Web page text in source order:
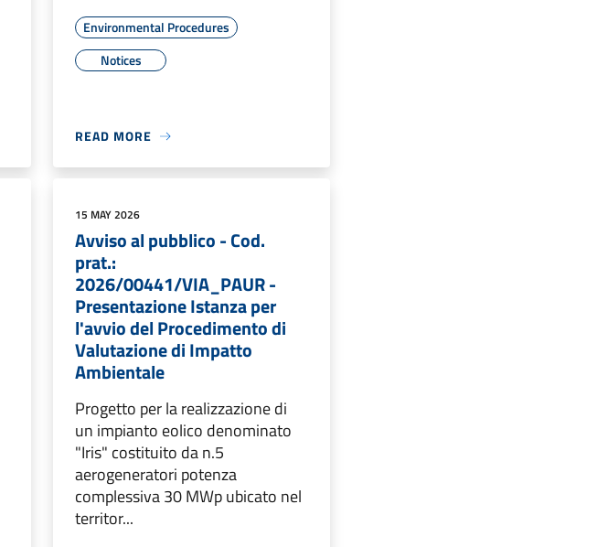
Environmental Procedures
Notices
READ MORE
15 MAY 2026
Avviso al pubblico - Cod.
prat.:
2026/00441/VIA_PAUR -
Presentazione Istanza per
l'avvio del Procedimento di
Valutazione di Impatto
Ambientale
Progetto per la realizzazione di
un impianto eolico denominato
"Iris" costituito da n.5
aerogeneratori potenza
complessiva 30 MWp ubicato nel
territor...